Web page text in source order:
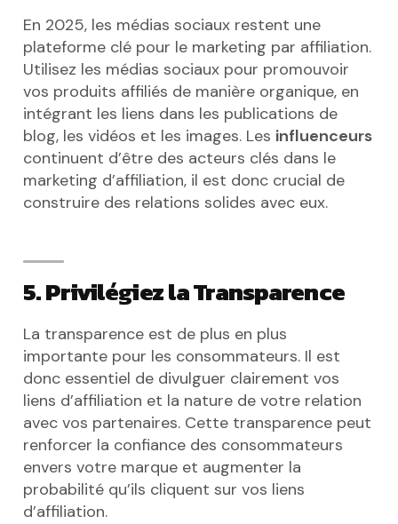
En 2025, les médias sociaux restent une
plateforme clé pour le marketing par affiliation.
Utilisez les médias sociaux pour promouvoir
vos produits affiliés de manière organique, en
intégrant les liens dans les publications de
blog, les vidéos et les images. Les influenceurs
continuent d’être des acteurs clés dans le
marketing d’affiliation, il est donc crucial de
construire des relations solides avec eux.
5. Privilégiez la Transparence
La transparence est de plus en plus
importante pour les consommateurs. Il est
donc essentiel de divulguer clairement vos
liens d’affiliation et la nature de votre relation
avec vos partenaires. Cette transparence peut
renforcer la confiance des consommateurs
envers votre marque et augmenter la
probabilité qu’ils cliquent sur vos liens
d’affiliation.